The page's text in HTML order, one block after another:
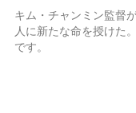
キム・チャンミン監督
人に新たな命を授けた
です。